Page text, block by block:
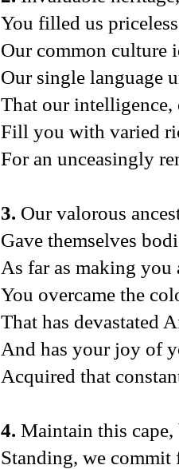
You filled us
Our common culture
Our single language
That our intelligence,
Fill you with varied
For an unceasingly
3. Our valorous
Gave themselves
As far as making you
You overcame the
That has devastated
And has your joy of
Acquired that
4. Maintain this
Standing, we commit